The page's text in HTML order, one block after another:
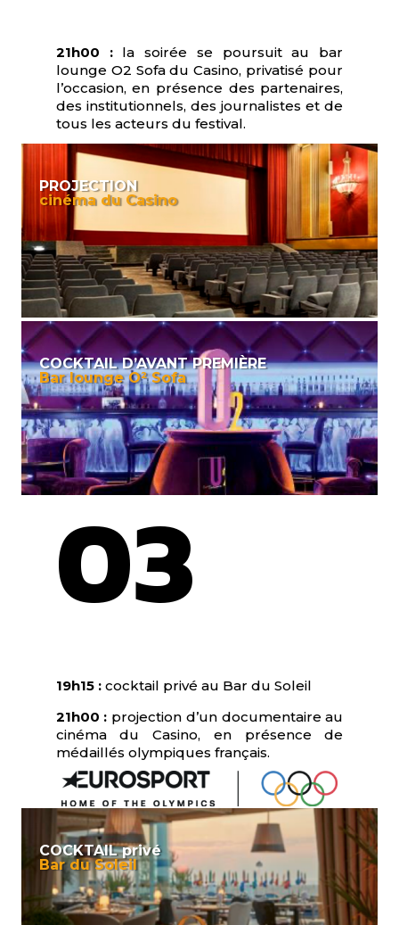
21h00 :la soirée se poursuit au bar
lounge O2 Sofa du Casino, privatisé pour
l’occasion, en présence des partenaires,
des institutionnels, des journalistes et de
tous les acteurs du festival.
PROJECTION
cinéma du Casino
COCKTAIL D’AVANT PREMIÈRE
Bar lounge O² Sofa
03
19h15 :cocktail privé au Bar du Soleil
21h00 : projection d’un documentaire au
cinéma du Casino, en présence de
médaillés olympiques français.
COCKTAIL privé
Bar du Soleil